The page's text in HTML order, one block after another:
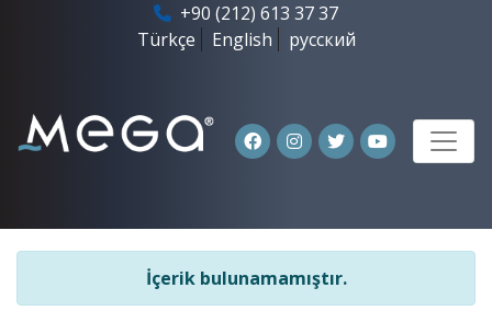
+90 (212) 613 37 37
Türkçe
English русский
İçerik bulunamamıştır.